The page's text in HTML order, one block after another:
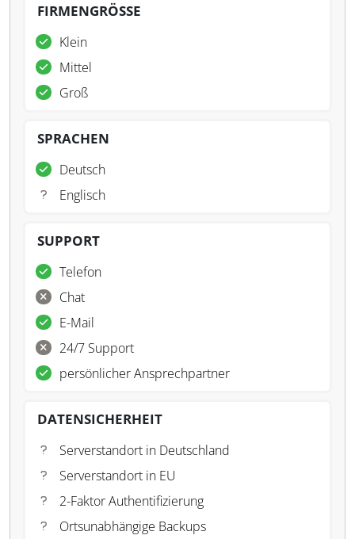
FIRMENGRÖSSE
Klein
Mittel
Groß
SPRACHEN
Deutsch
Englisch
SUPPORT
Telefon
Chat
E-Mail
24/7 Support
persönlicher Ansprechpartner
DATENSICHERHEIT
Serverstandort in Deutschland
Serverstandort in EU
2-Faktor Authentifizierung
Ortsunabhängige Backups